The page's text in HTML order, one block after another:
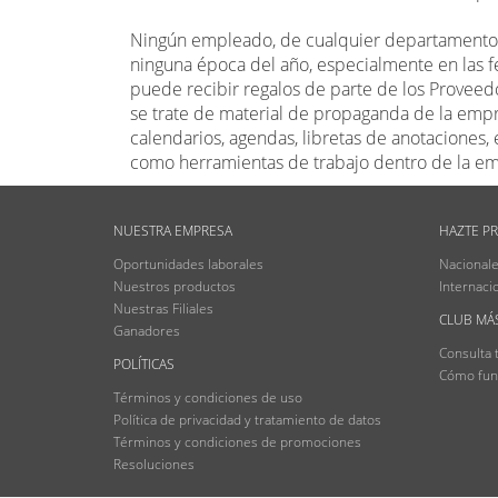
Ningún empleado, de cualquier
ninguna época del año, especialmente en las
puede recibir regalos de parte de los
se trate de material de propaganda de la
calendarios, agendas, libretas de
como herramientas de trabajo dentro de la
NUESTRA EMPRESA
Oportunidades laborales
Nuestros productos
Nuestras Filiales
Ganadores
POLÍTICAS
Términos y condiciones de uso
Política de privacidad y tratamiento de datos
Términos y condiciones de promociones
Resoluciones
HAZTE
CLUB
Consulta
Cómo